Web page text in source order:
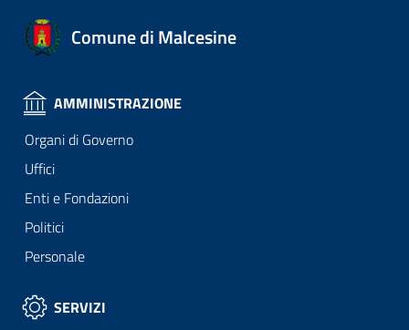
Comune di Malcesine
AMMINISTRAZIONE
Organi di Governo
Uffici
Enti e Fondazioni
Politici
Personale
SERVIZI